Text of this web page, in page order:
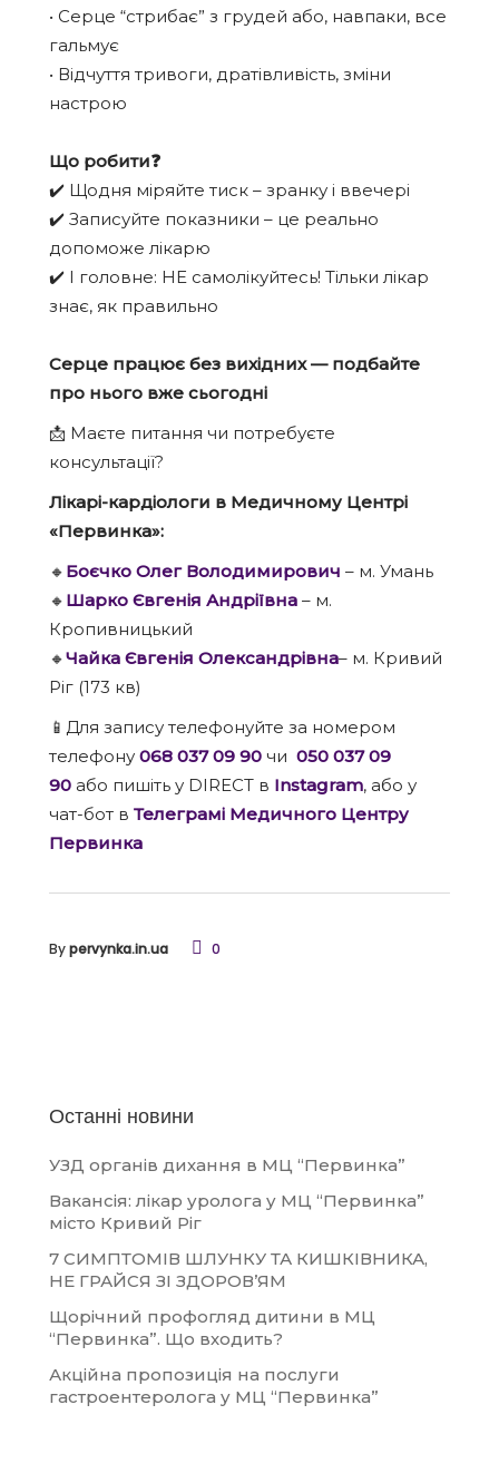
• Серце “стрибає” з грудей або, навпаки, все
гальмує
• Відчуття тривоги, дратівливість, зміни
настрою
Що робити❓
✔️ Щодня міряйте тиск – зранку і ввечері
✔️ Записуйте показники – це реально
допоможе лікарю
✔️ І головне: НЕ самолікуйтесь! Тільки лікар
знає, як правильно
Серце працює без вихідних — подбайте
про нього вже сьогодні
📩 Маєте питання чи потребуєте
консультації?
Лікарі-кардіологи в Медичному Центрі
«Первинка»:
🔸 Боєчко Олег Володимирович – м. Умань
🔸 Шарко Євгенія Андріївна – м.
Кропивницький
🔸Чайка Євгенія Олександрівна– м. Кривий
Ріг (173 кв)
📱Для запису телефонуйте за номером
телефону 068 037 09 90 чи 050 037 09
90 або пишіть у DIRECT в Instagram, або у
чат-бот в Телеграмі Медичного Центру
Первинка
Bypervynka.in.ua 0
Останні новини
УЗД органів дихання в МЦ “Первинка”
Вакансія: лікар уролога у МЦ “Первинка”
місто Кривий Ріг
7 СИМПТОМІВ ШЛУНКУ ТА КИШКІВНИКА,
НЕ ГРАЙСЯ ЗІ ЗДОРОВ’ЯМ
Щорічний профогляд дитини в МЦ
“Первинка”. Що входить?
Акційна пропозиція на послуги
гастроентеролога у МЦ “Первинка”